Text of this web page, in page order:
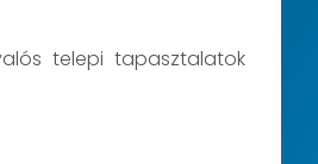
telepi tapasztalatok